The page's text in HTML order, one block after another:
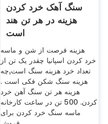
سنگ آهک خرد کردن
هزینه در هر تن هند
است
هزینه فرصت از شن و ماسه
خرد کردن اسپانیا چقدر یک تن از
تعداد خرد هزینه سنگ است,چه
هزینه سنگ شکن فکی است .
هزینه هر تن سنگ آهن خرد
کردن. 500 تن در ساعت کارخانه
ماسه سنگ خرد کردن برای